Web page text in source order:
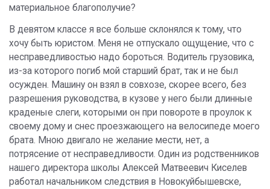
материальное благополучие?
В девятом классе я все больше склонялся к тому, что
хочу быть юристом. Меня не отпускало ощущение, что с
несправедливостью надо бороться. Водитель грузовика,
из-за которого погиб мой старший брат, так и не был
осужден. Машину он взял в совхозе, скорее всего, без
разрешения руководства, в кузове у него были длинные
краденые слеги, которыми он при повороте в проулок к
своему дому и снес проезжающего на велосипеде моего
брата. Мною двигало не желание мести, нет, а
потрясение от несправедливости. Один из родственников
нашего директора школы Алексей Матвеевич Киселев
работал начальником следствия в Новокуйбышевске,